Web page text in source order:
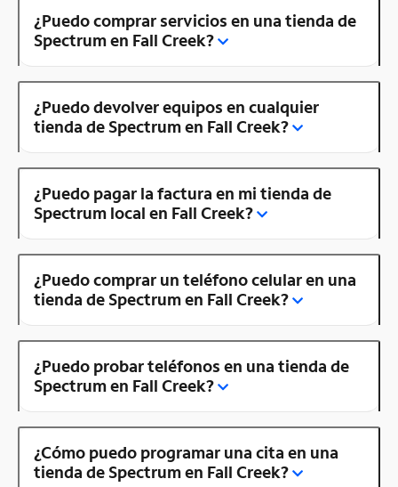
¿Puedo comprar servicios en una tienda de
Spectrum en Fall Creek?
¿Puedo devolver equipos en cualquier
tienda de Spectrum en Fall Creek?
¿Puedo pagar la factura en mi tienda de
Spectrum local en Fall Creek?
¿Puedo comprar un teléfono celular en una
tienda de Spectrum en Fall Creek?
¿Puedo probar teléfonos en una tienda de
Spectrum en Fall Creek?
¿Cómo puedo programar una cita en una
tienda de Spectrum en Fall Creek?